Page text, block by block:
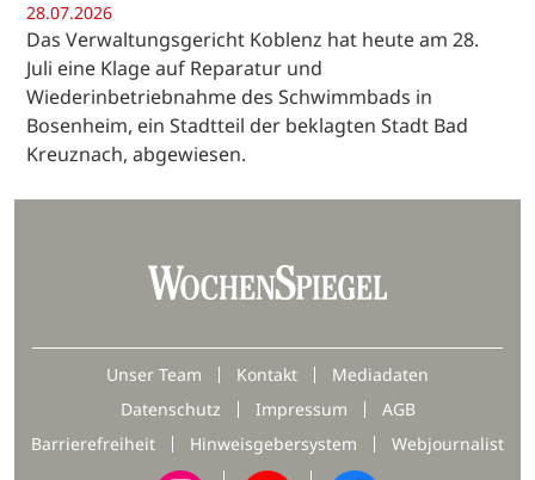
28.07.2026
Das Verwaltungsgericht Koblenz hat heute am 28.
Juli eine Klage auf Reparatur und
Wiederinbetriebnahme des Schwimmbads in
Bosenheim, ein Stadtteil der beklagten Stadt Bad
Kreuznach, abgewiesen.
Unser Team Kontakt
Mediadaten
Datenschutz
Impressum
AGB
Barrierefreiheit
Hinweisgebersystem Webjournalist